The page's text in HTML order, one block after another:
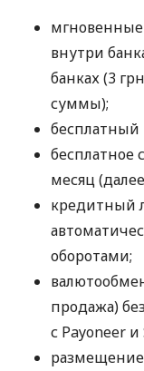
мгновенные
внутри
банках (3
суммы);
бесплатный
бесплатное
месяц
кредитный
оборотами;
продажа)
с Payoneer и
размещение